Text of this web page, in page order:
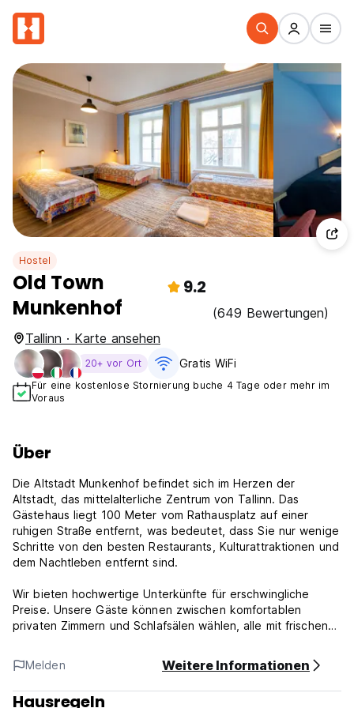
Hostel
Old Town
Munkenhof
9.2
(649 Bewertungen)
Tallinn · Karte ansehen
20+ vor Ort Gratis WiFi
Für eine kostenlose Stornierung buche 4 Tage oder mehr im
Voraus
Über
Die Altstadt Munkenhof befindet sich im Herzen der
Altstadt, das mittelalterliche Zentrum von Tallinn. Das
Gästehaus liegt 100 Meter vom Rathausplatz auf einer
ruhigen Straße entfernt, was bedeutet, dass Sie nur wenige
Schritte von den besten Restaurants, Kulturattraktionen und
dem Nachtleben entfernt sind.
Wir bieten hochwertige Unterkünfte für erschwingliche
Preise. Unsere Gäste können zwischen komfortablen
privaten Zimmern und Schlafsälen wählen, alle mit frischen
Zu den Annehmlichkeiten zählen ein 24-Stunden-Empfang,
gemütliche Gemeinschaftsbereiche mit TV-S, heiße
Duschen, Computer mit kostenlosem Internet und eine voll
ausgestattete Küche. Es ist möglich, ein Auto, Fahrräder
Melden Weitere Informationen
Hausregeln